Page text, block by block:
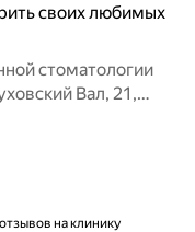
своих любимых
стоматологии
Вал, 21,
на клинику